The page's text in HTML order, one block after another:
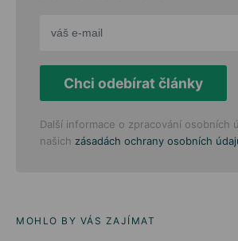
Chci odebírat články
Další informace o zpracování osobních
našich zásadách ochrany osobních
MOHLO BY VÁS ZAJÍMAT